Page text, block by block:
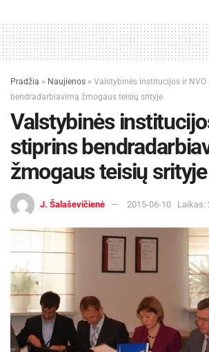
Pradžia » Naujienos » Valstybinės institucijos ir NVO
bendradarbiavimą žmogaus teisių srityje
Valstybinės
stiprins
žmogaus teisių srityje
J. Šalaševičienė 2015-06-10 Laikas: